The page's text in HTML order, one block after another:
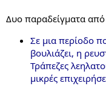
Δυο παραδείγματα από
Σε μια περίοδο
βουλιάζει, η
Τράπεζες
μικρές